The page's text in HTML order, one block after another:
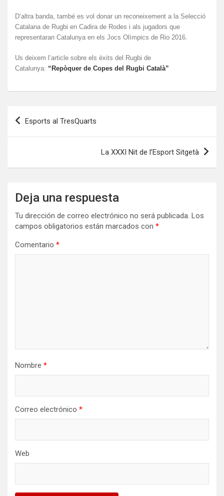
D’altra banda, també es vol donar un reconeixement a la Selecció
Catalana de Rugbi en Cadira de Rodes i als jugadors que
representaran Catalunya en els Jocs Olímpics de Rio 2016.
Us deixem l’article sobre els èxits del Rugbi de
Catalunya: “Repòquer de Copes del Rugbi Català”
Navegación
Esports al TresQuarts
La XXXI Nit de l’Esport Sitgetà
Deja una respuesta
Tu dirección de correo electrónico no será publicada. Los
campos obligatorios están marcados con *
Comentario *
Nombre *
Correo electrónico *
Web